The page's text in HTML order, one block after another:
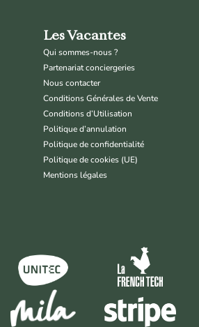
Les Vacantes
Qui sommes-nous ?
Partenariat conciergeries
Nous contacter
Conditions Générales de Vente
Conditions d’Utilisation
Politique d’annulation
Politique de confidentialité
Politique de cookies (UE)
Mentions légales